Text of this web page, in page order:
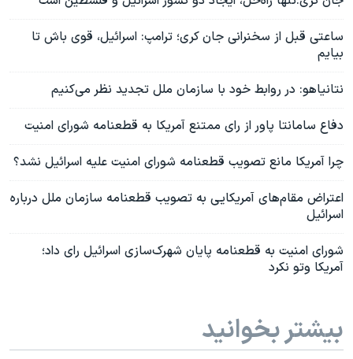
ساعتی قبل از سخنرانی جان کری؛ ترامپ: اسرائیل، قوی باش تا
بیایم
نتانیاهو:‌ در روابط خود با سازمان ملل تجدید نظر می‌کنیم
دفاع سامانتا پاور از رای ممتنع آمریکا به قطعنامه شورای امنیت
چرا آمریکا مانع تصویب قطعنامه شورای امنیت علیه اسرائیل نشد؟
اعتراض مقام‌های آمریکایی به تصویب قطعنامه سازمان ملل درباره
اسرائیل
شورای امنیت به قطعنامه پایان شهرک‌سازی اسرائیل رای داد؛
آمریکا وتو نکرد
بیشتر بخوانید